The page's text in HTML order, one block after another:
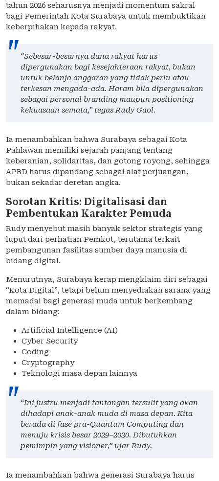
tahun 2026 seharusnya menjadi momentum sakral
bagi Pemerintah Kota Surabaya untuk membuktikan
keberpihakan kepada rakyat.
“Sebesar-besarnya dana rakyat harus
dipergunakan bagi kesejahteraan rakyat, bukan
untuk belanja anggaran yang tidak perlu atau
terkesan mengada-ada. Haram bila dipergunakan
sebagai personal branding maupun positioning
kekuasaan semata,” tegas Rudy Gaol.
Ia menambahkan bahwa Surabaya sebagai Kota
Pahlawan memiliki sejarah panjang tentang
keberanian, solidaritas, dan gotong royong, sehingga
APBD harus dipandang sebagai alat perjuangan,
bukan sekadar deretan angka.
Sorotan Kritis: Digitalisasi dan
Pembentukan Karakter Pemuda
Rudy menyebut masih banyak sektor strategis yang
luput dari perhatian Pemkot, terutama terkait
pembangunan fasilitas sumber daya manusia di
bidang digital.
Menurutnya, Surabaya kerap mengklaim diri sebagai
“Kota Digital”, tetapi belum menyediakan sarana yang
memadai bagi generasi muda untuk berkembang
dalam bidang:
Artificial Intelligence (AI)
Cyber Security
Coding
Cryptography
Teknologi masa depan lainnya
“Ini justru menjadi tantangan tersulit yang akan
dihadapi anak-anak muda di masa depan. Kita
berada di fase pra-Quantum Computing dan
menuju krisis besar 2029–2030. Dibutuhkan
pemimpin yang visioner,” ujar Rudy.
Ia menambahkan bahwa generasi Surabaya harus